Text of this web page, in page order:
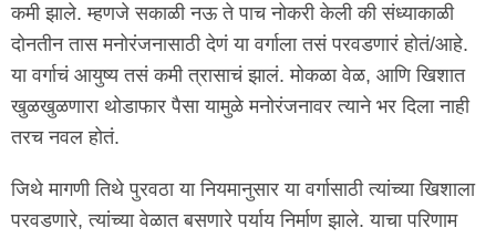
कमी झाले. म्हणजे सकाळी नऊ ते पाच नोकरी केली की संध्याकाळी
दोनतीन तास मनोरंजनासाठी देणं या वर्गाला तसं परवडणारं होतं/आहे.
या वर्गाचं आयुष्य तसं कमी त्रासाचं झालं. मोकळा वेळ, आणि खिशात
खुळखुळणारा थोडाफार पैसा यामुळे मनोरंजनावर त्याने भर दिला नाही
तरच नवल होतं.
जिथे मागणी तिथे पुरवठा या नियमानुसार या वर्गासाठी त्यांच्या खिशाला
परवडणारे, त्यांच्या वेळात बसणारे पर्याय निर्माण झाले. याचा परिणाम